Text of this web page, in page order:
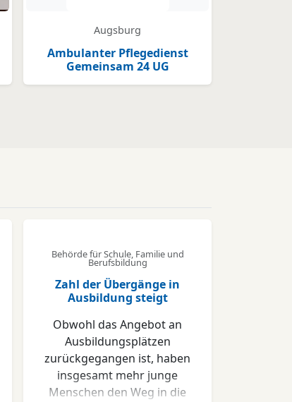
Augsburg
Ambulanter Pflegedienst
Gemeinsam 24 UG
Behörde für Schule, Familie und
Berufsbildung
Zahl der Übergänge in
Ausbildung steigt
Obwohl das Angebot an
Ausbildungsplätzen
zurückgegangen ist, haben
insgesamt mehr junge
Menschen den Weg in die